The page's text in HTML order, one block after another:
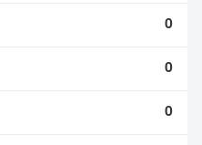
0
0
0